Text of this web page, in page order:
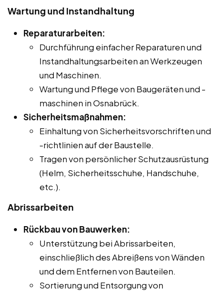
Wartung und Instandhaltung
Reparaturarbeiten:
Durchführung einfacher Reparaturen und
Instandhaltungsarbeiten an Werkzeugen
und Maschinen.
Wartung und Pflege von Baugeräten und -
maschinen in Osnabrück.
Sicherheitsmaßnahmen:
Einhaltung von Sicherheitsvorschriften und
-richtlinien auf der Baustelle.
Tragen von persönlicher Schutzausrüstung
(Helm, Sicherheitsschuhe, Handschuhe,
etc.).
Abrissarbeiten
Rückbau von Bauwerken:
Unterstützung bei Abrissarbeiten,
einschließlich des Abreißens von Wänden
und dem Entfernen von Bauteilen.
Sortierung und Entsorgung von